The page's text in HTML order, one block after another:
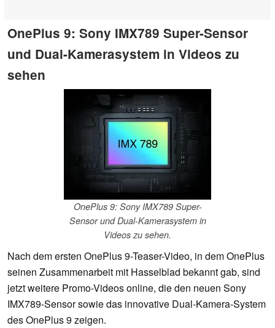
OnePlus 9: Sony IMX789 Super-Sensor
und Dual-Kamerasystem in Videos zu
sehen
OnePlus 9: Sony IMX789 Super-
Sensor und Dual-Kamerasystem in
Videos zu sehen.
Nach dem ersten OnePlus 9-Teaser-Video, in dem OnePlus
seinen Zusammenarbeit mit Hasselblad bekannt gab, sind
jetzt weitere Promo-Videos online, die den neuen Sony
IMX789-Sensor sowie das innovative Dual-Kamera-System
des OnePlus 9 zeigen.